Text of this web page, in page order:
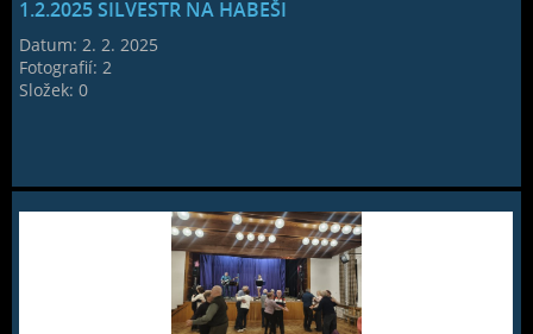
1.2.2025 SILVESTR NA HABEŠI
Datum:2. 2. 2025
Fotografií:2
Složek:0